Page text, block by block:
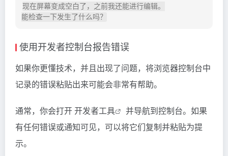
现在屏幕变成空白了，之前我还能进行编辑。
使用开发者控制台报告错误
如果你更懂技术，并且出现了问题，将浏览器控制台中
记录的错误粘贴出来可能会非常有帮助。
通常，你会打开开发者工具
并导航到控制台。如果
有任何错误或通知可见，可以将它们复制并粘贴为提
示。